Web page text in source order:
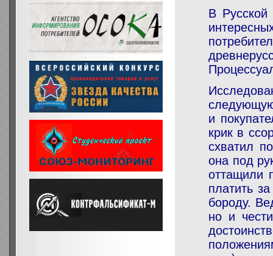
В Русской
и
крик в
схватил
она под
оттащили
платить
бороду.
но и